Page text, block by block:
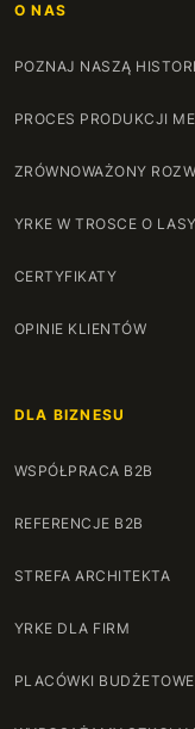
O NAS
POZNAJ NASZĄ
PROCES PRODUKCJI
ZRÓWNOWAŻONY
YRKE W TROSCE O LASY
CERTYFIKATY
OPINIE KLIENTÓW
DLA BIZNESU
WSPÓŁPRACA B2B
REFERENCJE B2B
STREFA ARCHITEKTA
YRKE DLA FIRM
PLACÓWKI BUDŻETOWE